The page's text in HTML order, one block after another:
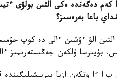
كەم دەگەندە ەكى التىن بولۋى
باعا بەرەسىز؟
الۋ ءۇشىن ءالى دە كوپ
بۇيىرسا ۇلكەن جەڭىستەرىمىز